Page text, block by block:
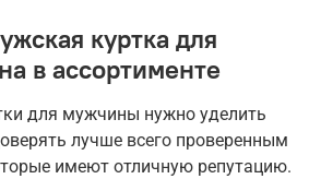
куртка для
в ассортименте
для мужчины нужно уделить
лучше всего проверенным
имеют отличную репутацию.